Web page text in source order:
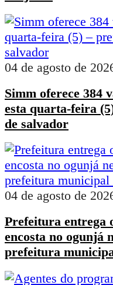
04 de agosto de
Simm oferece 384
esta quarta-feira
de salvador
04 de agosto de
Prefeitura entrega
encosta no ogunjá
prefeitura